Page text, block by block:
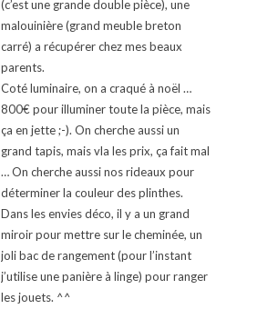
(c’est une grande double pièce), une
malouinière (grand meuble breton
carré) a récupérer chez mes beaux
parents.
Coté luminaire, on a craqué à noël …
800€ pour illuminer toute la pièce, mais
ça en jette ;-). On cherche aussi un
grand tapis, mais vla les prix, ça fait mal
… On cherche aussi nos rideaux pour
déterminer la couleur des plinthes.
Dans les envies déco, il y a un grand
miroir pour mettre sur le cheminée, un
joli bac de rangement (pour l’instant
j’utilise une panière à linge) pour ranger
les jouets. ^^